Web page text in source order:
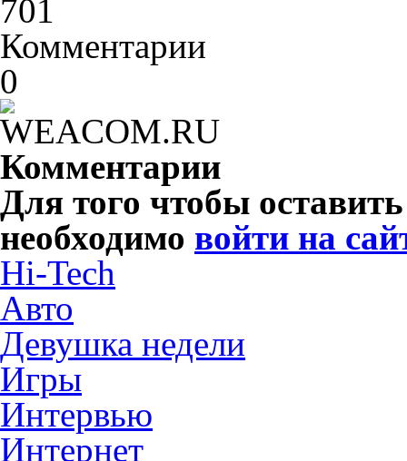
701
Комментарии
0
Комментарии
Для того чтобы
необходимо войти на
Hi-Tech
Авто
Девушка недели
Игры
Интервью
Интернет